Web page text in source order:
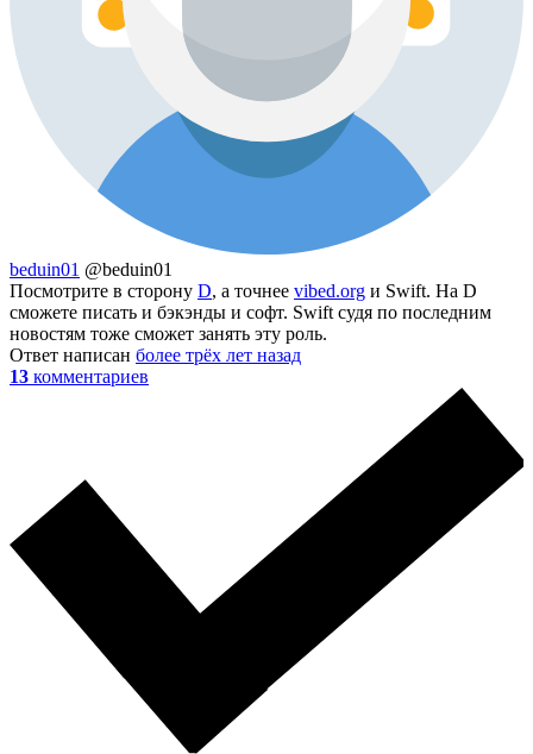
beduin01 @beduin01
Посмотрите в сторону D, а точнее vibed.org и Swift. На D
сможете писать и бэкэнды и софт. Swift судя по последним
новостям тоже сможет занять эту роль.
Ответ написан более трёх лет назад
13 комментариев